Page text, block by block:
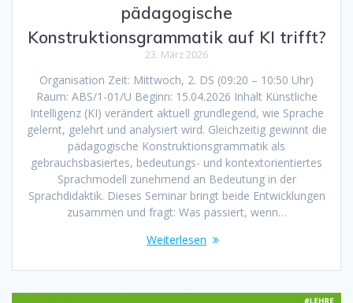
pädagogische
Konstruktionsgrammatik auf KI trifft?
23. März 2026
Organisation Zeit: Mittwoch, 2. DS (09:20 – 10:50 Uhr)
Raum: ABS/1-01/U Beginn: 15.04.2026 Inhalt Künstliche
Intelligenz (KI) verändert aktuell grundlegend, wie Sprache
gelernt, gelehrt und analysiert wird. Gleichzeitig gewinnt die
pädagogische Konstruktionsgrammatik als
gebrauchsbasiertes, bedeutungs- und kontextorientiertes
Sprachmodell zunehmend an Bedeutung in der
Sprachdidaktik. Dieses Seminar bringt beide Entwicklungen
zusammen und fragt: Was passiert, wenn…
Weiterlesen